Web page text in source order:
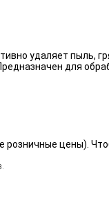
удаляет пыль,
для
розничные цены).